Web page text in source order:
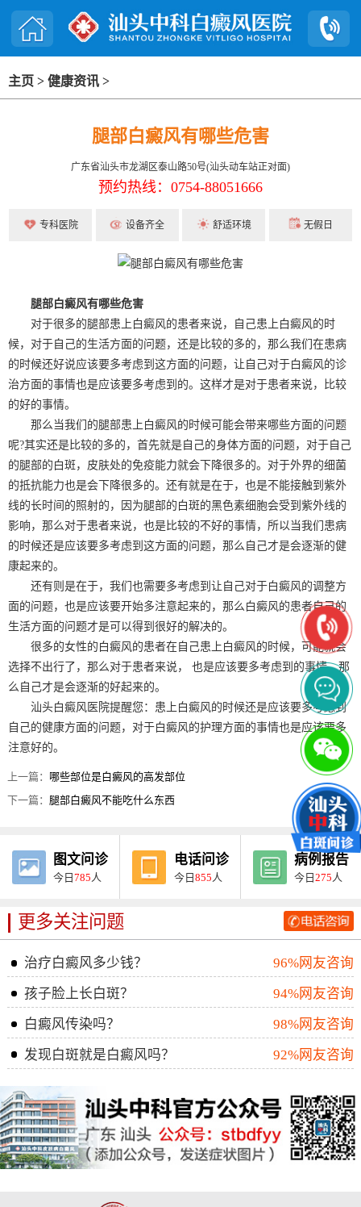
主页 > 健康资讯 >
腿部白癜风有哪些危害
广东省汕头市龙湖区泰山路50号(汕头动车站正对面)
预约热线：0754-88051666
专科医院 设备齐全 舒适环境 无假日
腿部白癜风有哪些危害
对于很多的腿部患上白癜风的患者来说，自己患上白癜风的时
候，对于自己的生活方面的问题，还是比较的多的，那么我们在患病
的时候还好说应该要多考虑到这方面的问题，让自己对于白癜风的诊
治方面的事情也是应该要多考虑到的。这样才是对于患者来说，比较
的好的事情。
那么当我们的腿部患上白癜风的时候可能会带来哪些方面的问题
呢?其实还是比较的多的，首先就是自己的身体方面的问题，对于自己
的腿部的白斑，皮肤处的免疫能力就会下降很多的。对于外界的细菌
的抵抗能力也是会下降很多的。还有就是在于，也是不能接触到紫外
线的长时间的照射的，因为腿部的白斑的黑色素细胞会受到紫外线的
影响，那么对于患者来说，也是比较的不好的事情，所以当我们患病
的时候还是应该要多考虑到这方面的问题，那么自己才是会逐渐的健
康起来的。
还有则是在于，我们也需要多考虑到让自己对于白癜风的调整方
面的问题，也是应该要开始多注意起来的，那么白癜风的患者自己的
生活方面的问题才是可以得到很好的解决的。
很多的女性的白癜风的患者在自己患上白癜风的时候，可能就会
选择不出行了，那么对于患者来说， 也是应该要多考虑到的事情，那
么自己才是会逐渐的好起来的。
汕头白癜风医院提醒您：患上白癜风的时候还是应该要多考虑到
自己的健康方面的问题，对于白癜风的护理方面的事情也是应该要多
注意好的。
上一篇： 哪些部位是白癜风的高发部位
下一篇：腿部白癜风不能吃什么东西
图文问诊
今日785 人
电话问诊
今日855 人
病例报告
今日275 人
更多关注问题
治疗白癜风多少钱？
96%网友咨询
孩子脸上长白斑？
94%网友咨询
白癜风传染吗？
98%网友咨询
发现白斑就是白癜风吗？
92%网友咨询